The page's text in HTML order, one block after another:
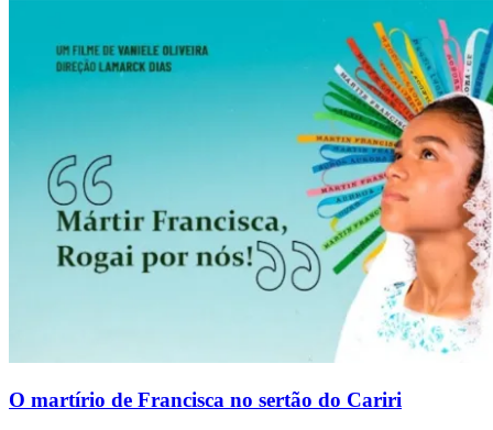
O martírio de Francisca no sertão do Cariri